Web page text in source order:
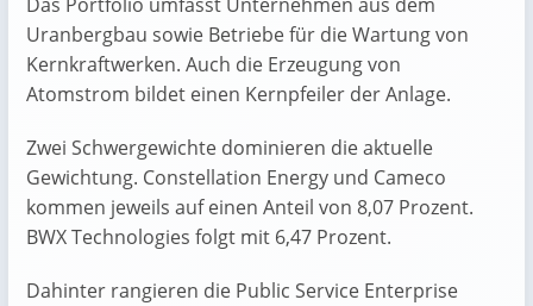
Uranbergbau sowie Betriebe für die Wartung von
Kernkraftwerken. Auch die Erzeugung von
Atomstrom bildet einen Kernpfeiler der Anlage.
Zwei Schwergewichte dominieren die aktuelle
Gewichtung. Constellation Energy und Cameco
kommen jeweils auf einen Anteil von 8,07 Prozent.
BWX Technologies folgt mit 6,47 Prozent.
Dahinter rangieren die Public Service Enterprise